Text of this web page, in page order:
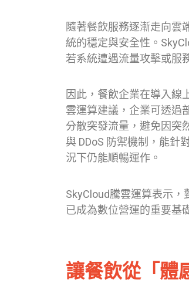
隨著餐飲服務逐漸走向雲
統的穩定與安全性。
若系統遭遇流量攻擊或服
因此，餐飲企業在導入線
雲運算建議，企業可透過
分散突發流量，避免因突
與 DDoS 防禦機制，能針
況下仍能順暢運作。
SkyCloud騰雲運算表示
已成為數位營運的重要基
讓餐飲從「體